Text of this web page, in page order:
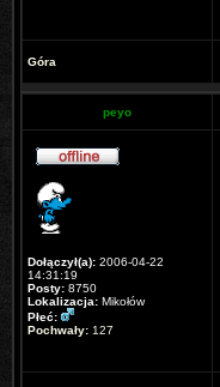
Góra
peyo
Dołączył(a): 2006-04-22
14:31:19
Posty: 8750
Lokalizacja: Mikołów
Płeć:
Pochwały: 127